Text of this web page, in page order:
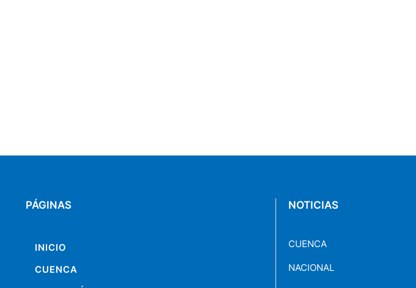
PÁGINAS
INICIO
CUENCA
NOTICIAS
CUENCA
NACIONAL